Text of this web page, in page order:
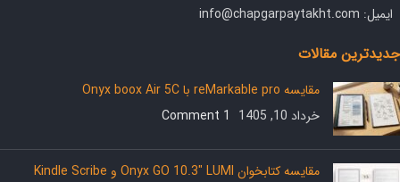
ایمیل: info@chapgarpaytakht.com
جدیدترین مقالات
مقایسه reMarkable pro با Onyx boox Air 5C
خرداد 10, 1405
1 Comment
مقایسه کتابخوان Onyx GO 10.3″ LUMI و Kindle Scribe